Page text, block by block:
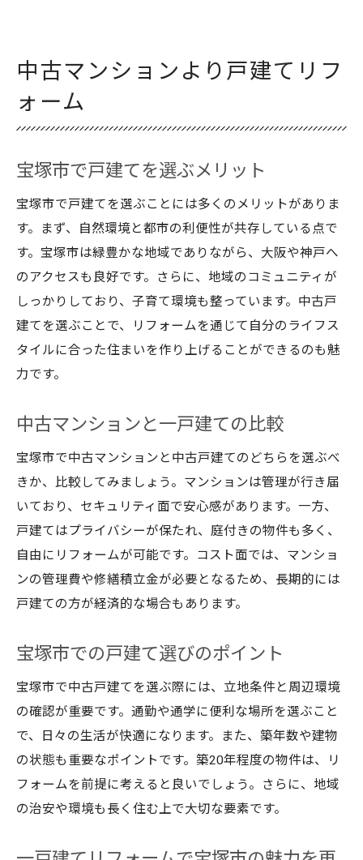
中古マンションより戸建てリフ
ォーム
宝塚市で戸建てを選ぶメリット
宝塚市で戸建てを選ぶことには多くのメリットがありま
す。まず、自然環境と都市の利便性が共存している点で
す。宝塚市は緑豊かな地域でありながら、大阪や神戸へ
のアクセスも良好です。さらに、地域のコミュニティが
しっかりしており、子育て環境も整っています。中古戸
建てを選ぶことで、リフォームを通じて自分のライフス
タイルに合った住まいを作り上げることができるのも魅
力です。
中古マンションと一戸建ての比較
宝塚市で中古マンションと中古戸建てのどちらを選ぶべ
きか、比較してみましょう。マンションは管理が行き届
いており、セキュリティ面で安心感があります。一方、
戸建てはプライバシーが保たれ、庭付きの物件も多く、
自由にリフォームが可能です。コスト面では、マンショ
ンの管理費や修繕積立金が必要となるため、長期的には
戸建ての方が経済的な場合もあります。
宝塚市での戸建て選びのポイント
宝塚市で中古戸建てを選ぶ際には、立地条件と周辺環境
の確認が重要です。通勤や通学に便利な場所を選ぶこと
で、日々の生活が快適になります。また、築年数や建物
の状態も重要なポイントです。築20年程度の物件は、リ
フォームを前提に考えると良いでしょう。さらに、地域
の治安や環境も長く住む上で大切な要素です。